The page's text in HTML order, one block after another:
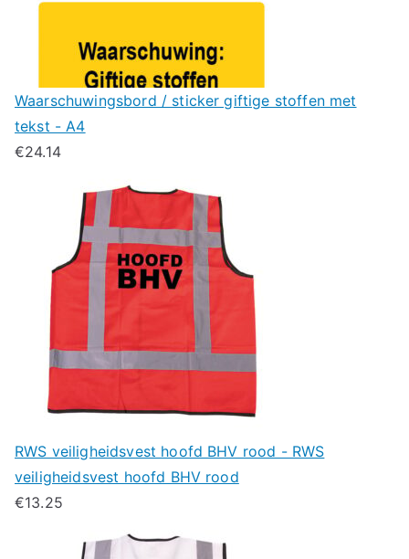
Waarschuwingsbord / sticker giftige stoffen met
tekst - A4
€24.14
RWS veiligheidsvest hoofd BHV rood - RWS
veiligheidsvest hoofd BHV rood
€13.25